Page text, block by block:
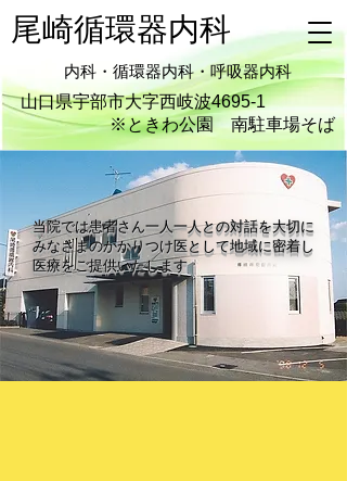
尾崎循環器内科
内科・循環器内科・呼吸器内科
山口県宇部市大字西岐波4695-1
※ときわ公園 南駐車場そば
​当院では患者さん一人一人との対話を大切に
みなさまのかかりつけ医として地域に密着し
医療をご提供いたします